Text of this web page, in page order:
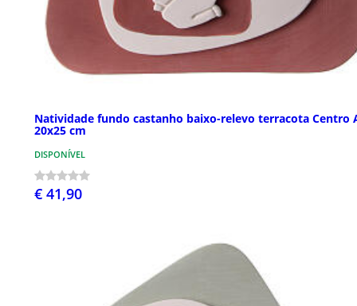
Natividade fundo castanho baixo-relevo terracota Centro
20x25 cm
DISPONÍVEL
€ 41,90